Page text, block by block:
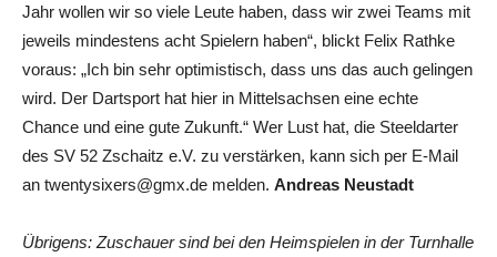
Jahr wollen wir so viele Leute haben, dass wir zwei Teams mit
jeweils mindestens acht Spielern haben“, blickt Felix Rathke
voraus: „Ich bin sehr optimistisch, dass uns das auch gelingen
wird. Der Dartsport hat hier in Mittelsachsen eine echte
Chance und eine gute Zukunft.“ Wer Lust hat, die Steeldarter
des SV 52 Zschaitz e.V. zu verstärken, kann sich per E-Mail
an twentysixers@gmx.de melden. Andreas Neustadt
Übrigens: Zuschauer sind bei den Heimspielen in der Turnhalle